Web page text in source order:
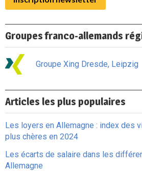
Groupes franco-allemands
Groupe Xing Dresde, Leipzig
Articles les plus populaires
Les loyers en Allemagne : index des
plus chères en 2024
Les écarts de salaire dans les
Allemagne